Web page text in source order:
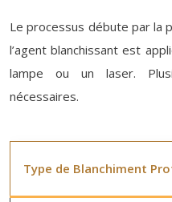
Le processus débute par la
l’agent blanchissant est
lampe ou un laser.
nécessaires.
Type de Blanchiment